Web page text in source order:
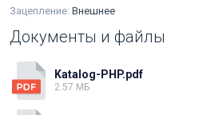
Зацепление: Внешнее
Документы и файлы
Katalog-PHP.pdf
2.57 МБ